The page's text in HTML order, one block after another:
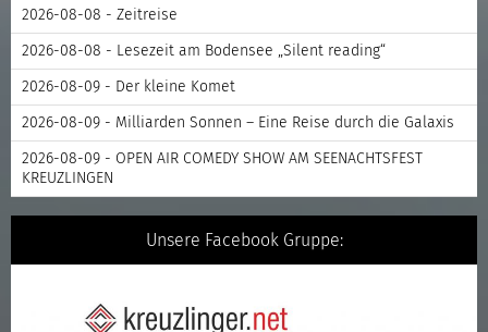
2026-08-08 - Zeitreise
2026-08-08 - Lesezeit am Bodensee „Silent reading“
2026-08-09 - Der kleine Komet
2026-08-09 - Milliarden Sonnen – Eine Reise durch die Galaxis
2026-08-09 - OPEN AIR COMEDY SHOW AM SEENACHTSFEST
KREUZLINGEN
Unsere Facebook Gruppe: